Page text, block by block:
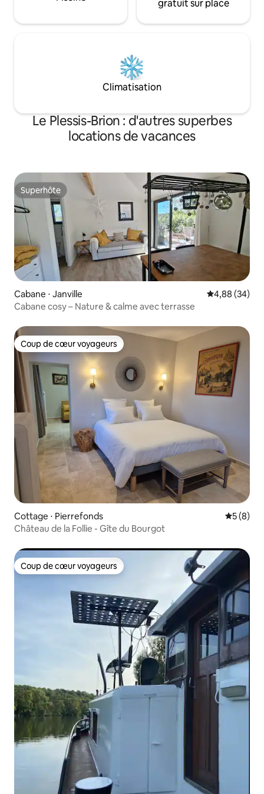
gratuit sur place
Climatisation
Le Plessis-Brion : d'autres superbes
locations de vacances
Superhôte
Superhôte
Cabane ⋅ Janville Évaluation
4,88 (34)
Cabane cosy – Nature & calme avec terrasse
Coup de cœur voyageurs
Coup de cœur voyageurs
Cottage ⋅ Pierrefonds
5 (8)
Château de la Follie - Gîte du Bourgot
Coup de cœur voyageurs
Coup de cœur voyageurs